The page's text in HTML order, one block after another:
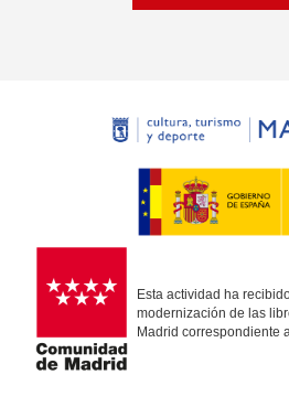
Esta actividad ha
modernización de las
Madrid correspondiente